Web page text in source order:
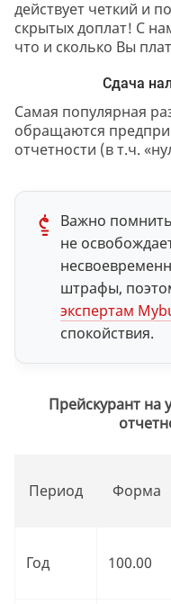
действует четкий и
скрытых доплат! С
что и сколько Вы
Сдача
Самая популярная
обращаются
отчетности (в т.ч.
Важно
не
штрафы,
экспертам
спокойствия.
Прейскурант на
Период Форма
Год 100.00